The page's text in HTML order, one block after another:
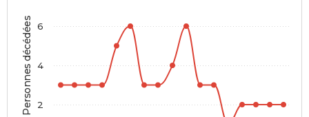
Personnes décédées 2
4
6